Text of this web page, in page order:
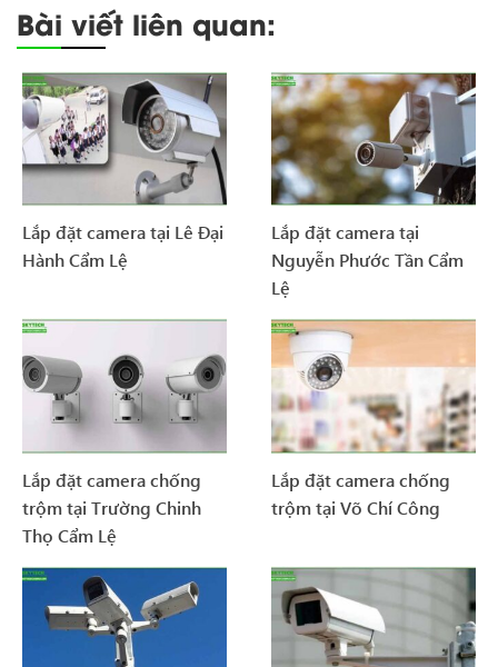
Bài viết liên quan:
Lắp đặt camera tại Lê Đại
Hành Cẩm Lệ
Lắp đặt camera tại
Nguyễn Phước Tần Cẩm
Lệ
Lắp đặt camera chống
trộm tại Trường Chinh
Thọ Cẩm Lệ
Lắp đặt camera chống
trộm tại Võ Chí Công